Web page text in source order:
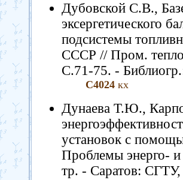
Дубовской С.В.,
эксергетического
подсистемы
СССР // Пром.
С.71-75. -
С4024 кх
Дунаева Т.Ю.,
установок с
Проблемы энерго- и
тр. - Саратов: